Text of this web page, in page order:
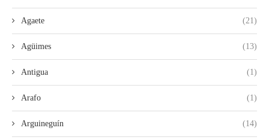
Agaete (21)
Agüimes (13)
Antigua (1)
Arafo (1)
Arguineguín (14)